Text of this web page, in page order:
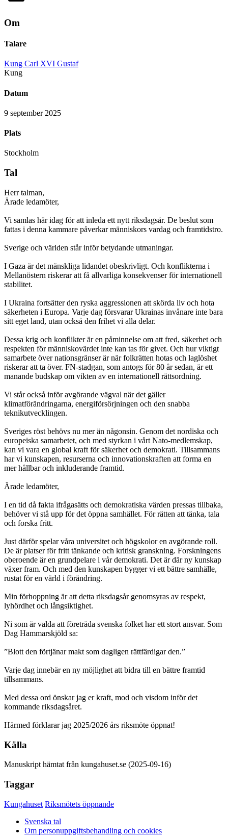
Om
Talare
Kung Carl XVI Gustaf
Kung
Datum
9 september 2025
Plats
Stockholm
Tal
Herr talman,
Ärade ledamöter,
Vi samlas här idag för att inleda ett nytt riksdagsår. De beslut som
fattas i denna kammare påverkar människors vardag och framtidstro.
Sverige och världen står inför betydande utmaningar.
I Gaza är det mänskliga lidandet obeskrivligt. Och konflikterna i
Mellanöstern riskerar att få allvarliga konsekvenser för internationell
stabilitet.
I Ukraina fortsätter den ryska aggressionen att skörda liv och hota
säkerheten i Europa. Varje dag försvarar Ukrainas invånare inte bara
sitt eget land, utan också den frihet vi alla delar.
Dessa krig och konflikter är en påminnelse om att fred, säkerhet och
respekten för människovärdet inte kan tas för givet. Och hur viktigt
samarbete över nationsgränser är när folkrätten hotas och laglöshet
riskerar att ta över. FN-stadgan, som antogs för 80 år sedan, är ett
manande budskap om vikten av en internationell rättsordning.
Vi står också inför avgörande vägval när det gäller
klimatförändringarna, energiförsörjningen och den snabba
teknikutvecklingen.
Sveriges röst behövs nu mer än någonsin. Genom det nordiska och
europeiska samarbetet, och med styrkan i vårt Nato-medlemskap,
kan vi vara en global kraft för säkerhet och demokrati. Tillsammans
har vi kunskapen, resurserna och innovationskraften att forma en
mer hållbar och inkluderande framtid.
Ärade ledamöter,
I en tid då fakta ifrågasätts och demokratiska värden pressas tillbaka,
behöver vi stå upp för det öppna samhället. För rätten att tänka, tala
och forska fritt.
Just därför spelar våra universitet och högskolor en avgörande roll.
De är platser för fritt tänkande och kritisk granskning. Forskningens
oberoende är en grundpelare i vår demokrati. Det är där ny kunskap
växer fram. Och med den kunskapen bygger vi ett bättre samhälle,
rustat för en värld i förändring.
Min förhoppning är att detta riksdagsår genomsyras av respekt,
lyhördhet och långsiktighet.
Ni som är valda att företräda svenska folket har ett stort ansvar. Som
Dag Hammarskjöld sa:
”Blott den förtjänar makt som dagligen rättfärdigar den.”
Varje dag innebär en ny möjlighet att bidra till en bättre framtid
tillsammans.
Med dessa ord önskar jag er kraft, mod och visdom inför det
kommande riksdagsåret.
Härmed förklarar jag 2025/2026 års riksmöte öppnat!
Källa
Manuskript hämtat från kungahuset.se (2025-09-16)
Taggar
Kungahuset Riksmötets öppnande
Svenska tal
Om personuppgiftsbehandling och cookies